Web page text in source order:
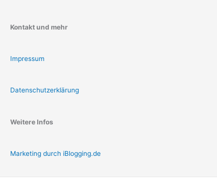
Kontakt und mehr
Impressum
Datenschutzerklärung
Weitere Infos
Marketing durch iBlogging.de